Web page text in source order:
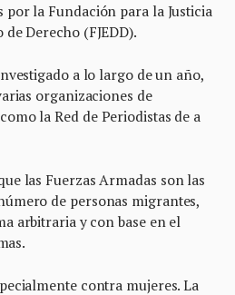
por la Fundación para la Justicia
Derecho (FJEDD).
a lo largo de un año,
organizaciones de
la Red de Periodistas de a
las Fuerzas Armadas son las
de personas migrantes,
arbitraria y con base en el
contra mujeres. La